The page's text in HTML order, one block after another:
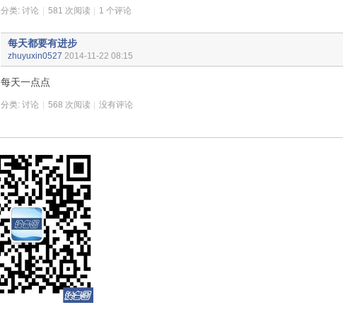
分类: 讨论 581 次阅读 1 个评论
每天都要有进步
zhuyuxin0527 2014-11-22 08:15
每天一点点
分类: 讨论 568 次阅读 没有评论